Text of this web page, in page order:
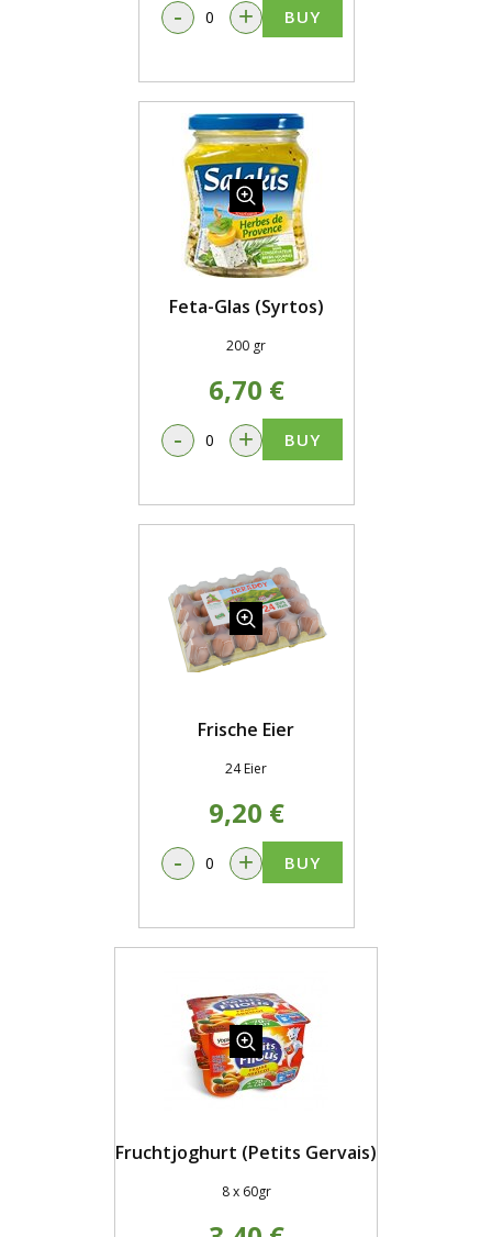
- + BUY
Feta-Glas (Syrtos)
200 gr
6,70 €
- + BUY
Frische Eier
24 Eier
9,20 €
- + BUY
Fruchtjoghurt (Petits Gervais)
8 x 60gr